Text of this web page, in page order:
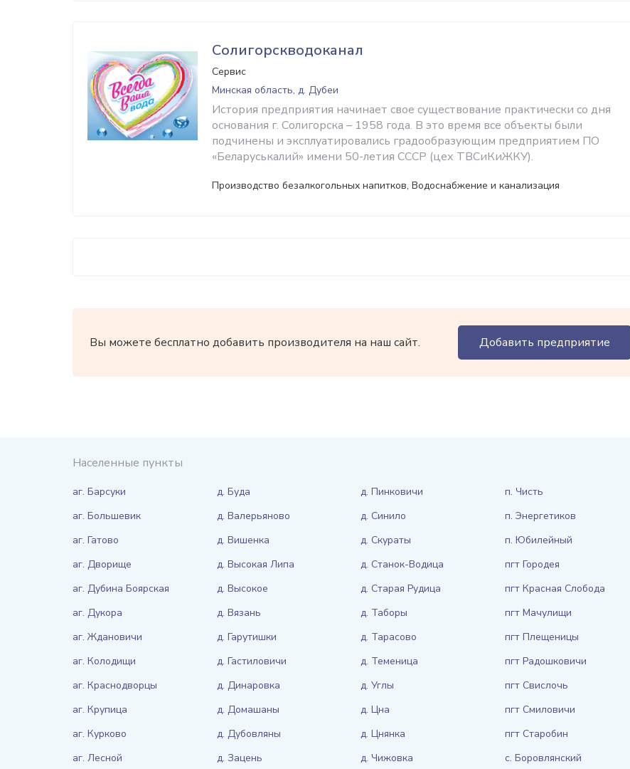
Солигорскводоканал
Сервис
Минская область, д. Дубеи
История предприятия начинает свое существование практически со дня
основания г. Солигорска – 1958 года. В это время все объекты были
подчинены и эксплуатировались градообразующим предприятием ПО
«Беларуськалий» имени 50-летия СССР (цех ТВСиКиЖКУ).
Производство безалкогольных напитков, Водоснабжение и канализация
Вы можете бесплатно добавить производителя на наш сайт. Добавить предприятие
Населенные пункты
аг. Барсуки
аг. Большевик
аг. Гатово
аг. Дворище
аг. Дубина Боярская
аг. Дукора
аг. Ждановичи
аг. Колодищи
аг. Краснодворцы
аг. Крупица
аг. Курково
аг. Лесной
д. Буда
д. Валерьяново
д. Вишенка
д. Высокая Липа
д. Высокое
д. Вязань
д. Гарутишки
д. Гастиловичи
д. Динаровка
д. Домашаны
д. Дубовляны
д. Зацень
д. Пинковичи
д. Синило
д. Скураты
д. Станок-Водица
д. Старая Рудица
д. Таборы
д. Тарасово
д. Теменица
д. Углы
д. Цна
д. Цнянка
д. Чижовка
п. Чисть
п. Энергетиков
п. Юбилейный
пгт Городея
пгт Красная Слобода
пгт Мачулищи
пгт Плещеницы
пгт Радошковичи
пгт Свислочь
пгт Смиловичи
пгт Старобин
с. Боровлянский